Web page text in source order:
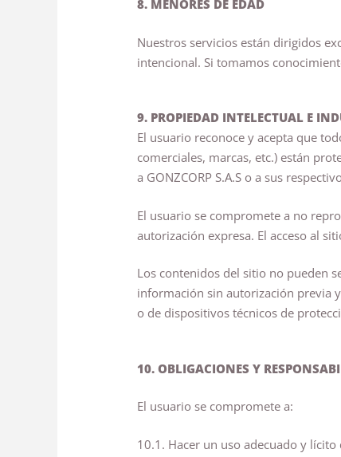
8. MENORES DE EDAD
Nuestros servicios están dirigidos
intencional. Si tomamos
9. PROPIEDAD INTELECTUAL E
El usuario reconoce y acepta que
comerciales, marcas, etc.) están
a GONZCORP S.A.S o a sus
El usuario se compromete a no
autorización expresa. El acceso al
Los contenidos del sitio no pueden
información sin autorización previa
o de dispositivos técnicos de
10. OBLIGACIONES Y
El usuario se compromete a:
10.1. Hacer un uso adecuado y